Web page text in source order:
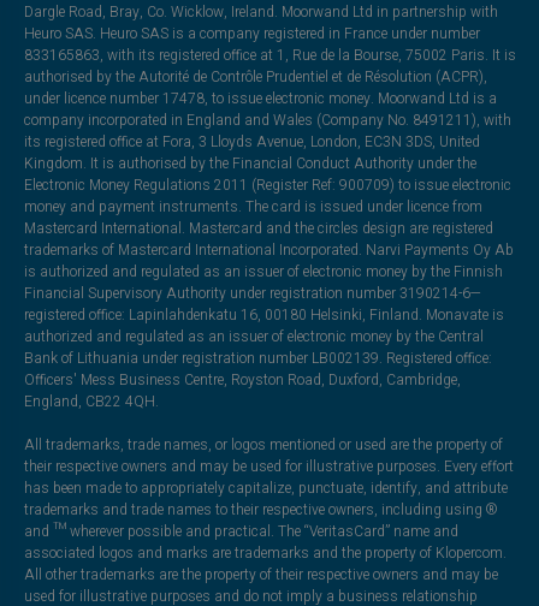
Dargle Road, Bray, Co. Wicklow, Ireland. Moorwand Ltd in partnership with
Heuro SAS. Heuro SAS is a company registered in France under number
833165863, with its registered office at 1, Rue de la Bourse, 75002 Paris. It is
authorised by the Autorité de Contrôle Prudentiel et de Résolution (ACPR),
under licence number 17478, to issue electronic money. Moorwand Ltd is a
company incorporated in England and Wales (Company No. 8491211), with
its registered office at Fora, 3 Lloyds Avenue, London, EC3N 3DS, United
Kingdom. It is authorised by the Financial Conduct Authority under the
Electronic Money Regulations 2011 (Register Ref: 900709) to issue electronic
money and payment instruments. The card is issued under licence from
Mastercard International. Mastercard and the circles design are registered
trademarks of Mastercard International Incorporated. Narvi Payments Oy Ab
is authorized and regulated as an issuer of electronic money by the Finnish
Financial Supervisory Authority under registration number 3190214-6—
registered office: Lapinlahdenkatu 16, 00180 Helsinki, Finland. Monavate is
authorized and regulated as an issuer of electronic money by the Central
Bank of Lithuania under registration number LB002139. Registered office:
Officers' Mess Business Centre, Royston Road, Duxford, Cambridge,
England, CB22 4QH.
All trademarks, trade names, or logos mentioned or used are the property of
their respective owners and may be used for illustrative purposes. Every effort
has been made to appropriately capitalize, punctuate, identify, and attribute
trademarks and trade names to their respective owners, including using ®
and ™ wherever possible and practical. The “VeritasCard” name and
associated logos and marks are trademarks and the property of Klopercom.
All other trademarks are the property of their respective owners and may be
used for illustrative purposes and do not imply a business relationship